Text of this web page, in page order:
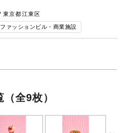
東京都江東区
ファッションビル・商業施設
（全9枚）